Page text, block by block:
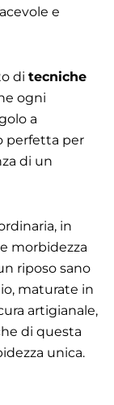
e
di tecniche
ogni
a
perfetta per
di un
in
morbidezza
riposo sano
maturate in
artigianale,
di questa
unica.